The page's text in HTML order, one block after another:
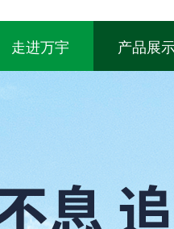
走进万宇 产品展